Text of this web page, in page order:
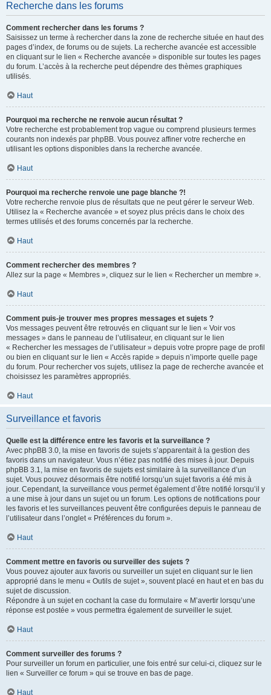
Recherche dans les forums
Comment rechercher dans les forums ?
Saisissez un terme à rechercher dans la zone de recherche située en haut des
pages d’index, de forums ou de sujets. La recherche avancée est accessible
en cliquant sur le lien « Recherche avancée » disponible sur toutes les pages
du forum. L’accès à la recherche peut dépendre des thèmes graphiques
utilisés.
Haut
Pourquoi ma recherche ne renvoie aucun résultat ?
Votre recherche est probablement trop vague ou comprend plusieurs termes
courants non indexés par phpBB. Vous pouvez affiner votre recherche en
utilisant les options disponibles dans la recherche avancée.
Haut
Pourquoi ma recherche renvoie une page blanche ?!
Votre recherche renvoie plus de résultats que ne peut gérer le serveur Web.
Utilisez la « Recherche avancée » et soyez plus précis dans le choix des
termes utilisés et des forums concernés par la recherche.
Haut
Comment rechercher des membres ?
Allez sur la page « Membres », cliquez sur le lien « Rechercher un membre ».
Haut
Comment puis-je trouver mes propres messages et sujets ?
Vos messages peuvent être retrouvés en cliquant sur le lien « Voir vos
messages » dans le panneau de l’utilisateur, en cliquant sur le lien
« Rechercher les messages de l’utilisateur » depuis votre propre page de profil
ou bien en cliquant sur le lien « Accès rapide » depuis n’importe quelle page
du forum. Pour rechercher vos sujets, utilisez la page de recherche avancée et
choisissez les paramètres appropriés.
Haut
Surveillance et favoris
Quelle est la différence entre les favoris et la surveillance ?
Avec phpBB 3.0, la mise en favoris de sujets s’apparentait à la gestion des
favoris dans un navigateur. Vous n’étiez pas notifié des mises à jour. Depuis
phpBB 3.1, la mise en favoris de sujets est similaire à la surveillance d’un
sujet. Vous pouvez désormais être notifié lorsqu’un sujet favoris a été mis à
jour. Cependant, la surveillance vous permet également d’être notifié lorsqu’il y
a une mise à jour dans un sujet ou un forum. Les options de notifications pour
les favoris et les surveillances peuvent être configurées depuis le panneau de
l’utilisateur dans l’onglet « Préférences du forum ».
Haut
Comment mettre en favoris ou surveiller des sujets ?
Vous pouvez ajouter aux favoris ou surveiller un sujet en cliquant sur le lien
approprié dans le menu « Outils de sujet », souvent placé en haut et en bas du
sujet de discussion.
Répondre à un sujet en cochant la case du formulaire « M’avertir lorsqu’une
réponse est postée » vous permettra également de surveiller le sujet.
Haut
Comment surveiller des forums ?
Pour surveiller un forum en particulier, une fois entré sur celui-ci, cliquez sur le
lien « Surveiller ce forum » qui se trouve en bas de page.
Haut